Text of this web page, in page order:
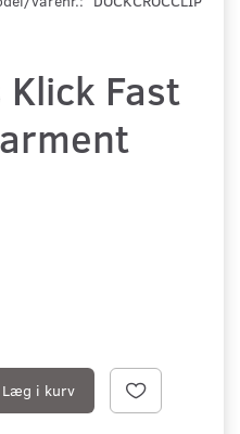
Fast
Læg i kurv